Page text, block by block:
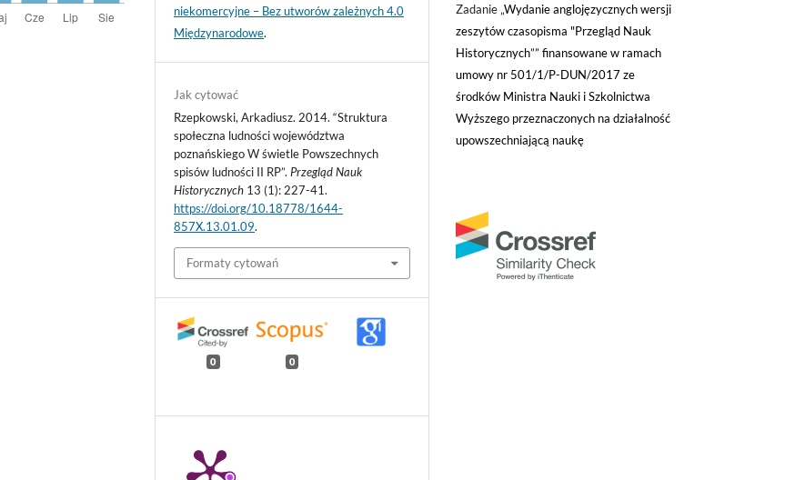
niekomercyjne – Bez utworów zależnych 4.0
Międzynarodowe.
Jak cytować
Rzepkowski, Arkadiusz. 2014. “Struktura
społeczna ludności województwa
poznańskiego W świetle Powszechnych
spisów ludności II RP”. Przegląd Nauk
Historycznych 13 (1): 227-41.
https://doi.org/10.18778/1644-
857X.13.01.09.
Formaty cytowań
0 0
Zadanie „Wydanie anglojęzycznych wersji
zeszytów czasopisma "Przegląd Nauk
Historycznych”” finansowane w ramach
umowy nr 501/1/P-DUN/2017 ze
środków Ministra Nauki i Szkolnictwa
Wyższego przeznaczonych na działalność
upowszechniającą naukę